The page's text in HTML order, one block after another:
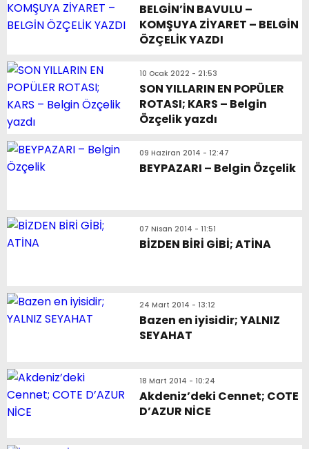
BELGİN’İN BAVULU –
KOMŞUYA ZİYARET – BELGİN
ÖZÇELİK YAZDI
10 Ocak 2022 - 21:53
SON YILLARIN EN POPÜLER
ROTASI; KARS – Belgin
Özçelik yazdı
09 Haziran 2014 - 12:47
BEYPAZARI – Belgin Özçelik
07 Nisan 2014 - 11:51
BİZDEN BİRİ GİBİ; ATİNA
24 Mart 2014 - 13:12
Bazen en iyisidir; YALNIZ
SEYAHAT
18 Mart 2014 - 10:24
Akdeniz’deki Cennet; COTE
D’AZUR NİCE